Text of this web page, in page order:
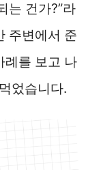
는 건가?”라
주변에서 준
례를 보고 나
었습니다.